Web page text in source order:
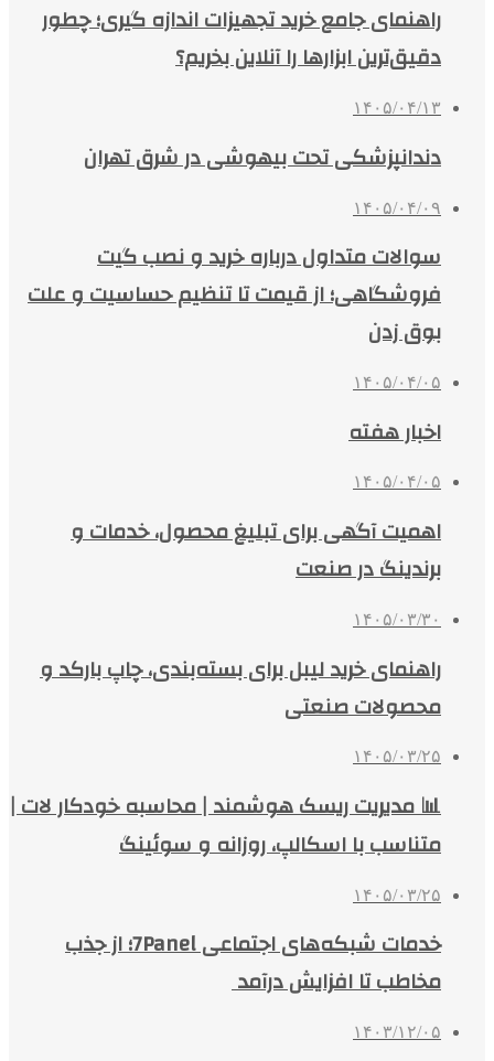
راهنمای جامع خرید تجهیزات اندازه گیری؛ چطور
دقیق‌ترین ابزارها را آنلاین بخریم؟
۱۴۰۵/۰۴/۱۳
دندانپزشکی تحت بیهوشی در شرق تهران
۱۴۰۵/۰۴/۰۹
سوالات متداول درباره خرید و نصب گیت
فروشگاهی؛ از قیمت تا تنظیم حساسیت و علت
بوق زدن
۱۴۰۵/۰۴/۰۵
اخبار هفته
۱۴۰۵/۰۴/۰۵
اهمیت آگهی برای تبلیغ محصول، خدمات و
برندینگ در صنعت
۱۴۰۵/۰۳/۳۰
راهنمای خرید لیبل برای بسته‌بندی، چاپ بارکد و
محصولات صنعتی
۱۴۰۵/۰۳/۲۵
📊 مدیریت ریسک هوشمند | محاسبه خودکار لات |
متناسب با اسکالپ، روزانه و سوئینگ
۱۴۰۵/۰۳/۲۵
خدمات شبکه‌های اجتماعی 7Panel؛ از جذب
مخاطب تا افزایش درآمد
۱۴۰۳/۱۲/۰۵